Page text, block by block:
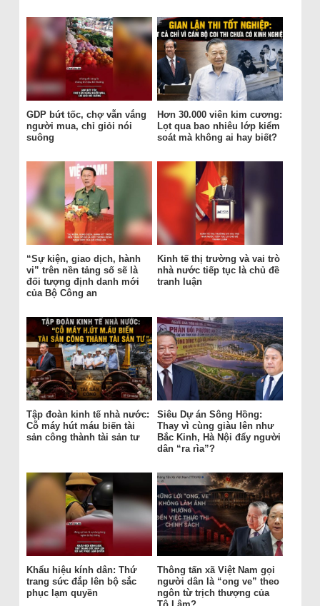
GDP bứt tốc, chợ vẫn vắng
người mua, chỉ giỏi nói
suông
Hơn 30.000 viên kim cương:
Lọt qua bao nhiêu lớp kiểm
soát mà không ai hay biết?
“Sự kiện, giao dịch, hành
vi” trên nền tảng số sẽ là
đối tượng định danh mới
của Bộ Công an
Kinh tế thị trường và vai trò
nhà nước tiếp tục là chủ đề
tranh luận
Tập đoàn kinh tế nhà nước:
Cỗ máy hút máu biến tài
sản công thành tài sản tư
Siêu Dự án Sông Hồng:
Thay vì cùng giàu lên như
Bắc Kinh, Hà Nội đẩy người
dân “ra rìa”?
Khẩu hiệu kính dân: Thứ
trang sức đắp lên bộ sắc
phục lạm quyền
Thông tấn xã Việt Nam gọi
người dân là “ong ve” theo
ngôn từ trịch thượng của